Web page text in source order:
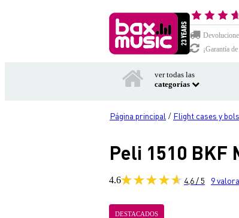
¡Garantía
ver todas las
categorías
Página principal / Flight cases y
Peli 1510 BKF
4.6 4,6 / 5 9
DESTACADOS